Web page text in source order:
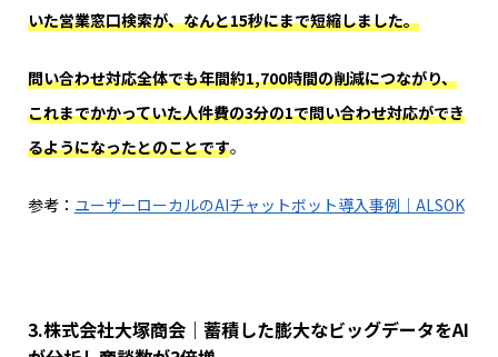
いた営業窓口検索が、なんと15秒にまで短縮しました。
問い合わせ対応全体でも年間約1,700時間の削減につながり、
これまでかかっていた人件費の3分の1で問い合わせ対応ができ
るようになったとのことです。
参考： ユーザーローカルのAIチャットボット導入事例｜ALSOK
3.株式会社大塚商会｜蓄積した膨大なビッグデータをAI